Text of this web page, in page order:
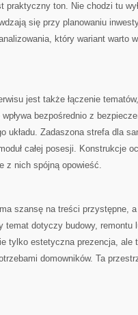
praktyczny ton. Nie chodzi tu
się przy planowaniu
który wariant warto
jest także łączenie
bezpośrednio z
układu. Zadaszona strefa dla
całej posesji. Konstrukcje
z nich spójną opowieść.
szansę na treści przystępne,
temat dotyczy budowy, remontu
tylko estetyczna prezencja, ale
domowników. Ta